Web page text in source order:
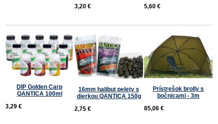
3,20 €
5,60 €
DIP Golden Carp
QANTICA 100ml
3,29 €
16mm halibut pelety s
dierkou QANTICA 150g
2,75 €
Prístrešok brolly s
bočnicami - 3m
85,06 €